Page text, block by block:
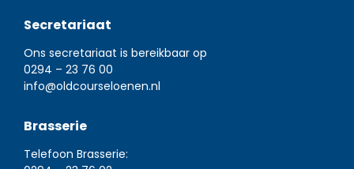
Secretariaat
Ons secretariaat is bereikbaar op
0294 – 23 76 00
info@oldcourseloenen.nl
Brasserie
Telefoon Brasserie: